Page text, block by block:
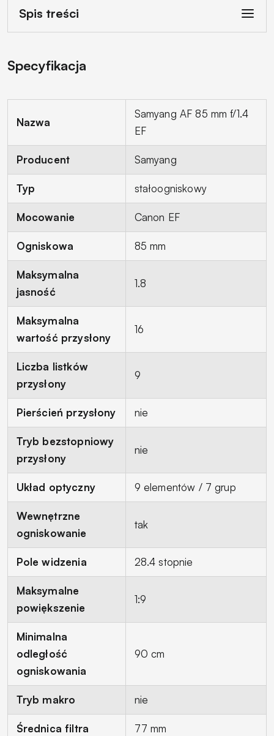
Spis treści
Specyfikacja
Nazwa
Samyang AF 85 mm f/1.4
EF
Producent Samyang
Typ stałoogniskowy
Mocowanie Canon EF
Ogniskowa 85 mm
Maksymalna
jasność
1.8
Maksymalna
wartość przysłony
16
Liczba listków
przysłony
9
Pierścień przysłony nie
Tryb bezstopniowy
przysłony
nie
Układ optyczny 9 elementów / 7 grup
Wewnętrzne
ogniskowanie
tak
Pole widzenia 28.4 stopnie
Maksymalne
powiększenie
1:9
Minimalna
odległość
ogniskowania
90 cm
Tryb makro nie
Średnica filtra 77 mm